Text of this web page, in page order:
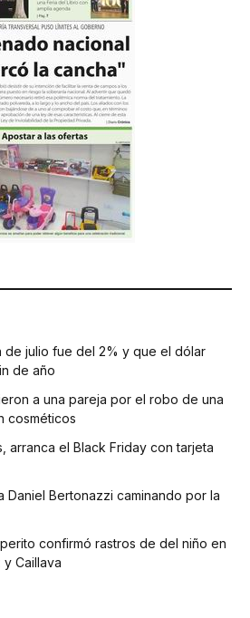
de julio fue del 2% y que el dólar
de año
a una pareja por el robo de una
cosméticos
arranca el Black Friday con tarjeta
Daniel Bertonazzi caminando por la
confirmó rastros de del niño en
Caillava